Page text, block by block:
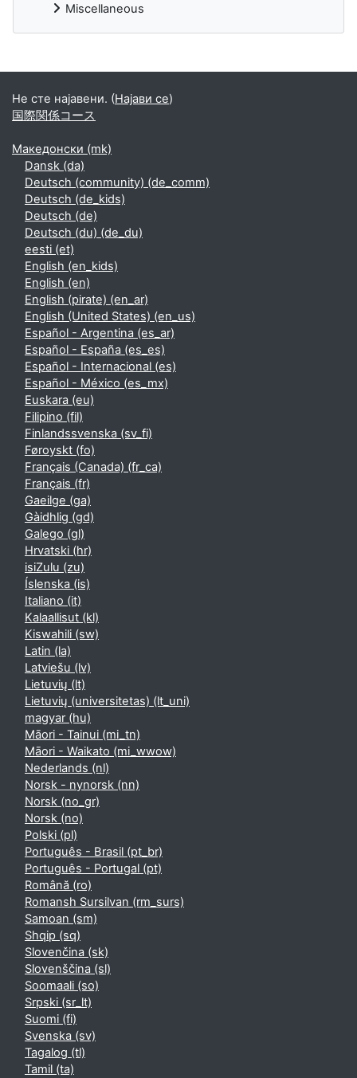
Miscellaneous
Supplementary blocks
Не сте најавени. (Најави се)
国際関係コース
Македонски ‎(mk)‎
Dansk ‎(da)‎
Deutsch (community) ‎(de_comm)‎
Deutsch ‎(de_kids)‎
Deutsch ‎(de)‎
Deutsch (du) ‎(de_du)‎
eesti ‎(et)‎
English ‎(en_kids)‎
English ‎(en)‎
English (pirate) ‎(en_ar)‎
English (United States) ‎(en_us)‎
Español - Argentina ‎(es_ar)‎
Español - España ‎(es_es)‎
Español - Internacional ‎(es)‎
Español - México ‎(es_mx)‎
Euskara ‎(eu)‎
Filipino ‎(fil)‎
Finlandssvenska ‎(sv_fi)‎
Føroyskt ‎(fo)‎
Français (Canada) ‎(fr_ca)‎
Français ‎(fr)‎
Gaeilge ‎(ga)‎
Gàidhlig ‎(gd)‎
Galego ‎(gl)‎
Hrvatski ‎(hr)‎
isiZulu ‎(zu)‎
Íslenska ‎(is)‎
Italiano ‎(it)‎
Kalaallisut ‎(kl)‎
Kiswahili ‎(sw)‎
Latin ‎(la)‎
Latviešu ‎(lv)‎
Lietuvių ‎(lt)‎
Lietuvių (universitetas) ‎(lt_uni)‎
magyar ‎(hu)‎
Māori - Tainui ‎(mi_tn)‎
Māori - Waikato ‎(mi_wwow)‎
Nederlands ‎(nl)‎
Norsk - nynorsk ‎(nn)‎
Norsk ‎(no_gr)‎
Norsk ‎(no)‎
Polski ‎(pl)‎
Português - Brasil ‎(pt_br)‎
Português - Portugal ‎(pt)‎
Română ‎(ro)‎
Romansh Sursilvan ‎(rm_surs)‎
Samoan ‎(sm)‎
Shqip ‎(sq)‎
Slovenčina ‎(sk)‎
Slovenščina ‎(sl)‎
Soomaali ‎(so)‎
Srpski ‎(sr_lt)‎
Suomi ‎(fi)‎
Svenska ‎(sv)‎
Tagalog ‎(tl)‎
Tamil ‎(ta)‎